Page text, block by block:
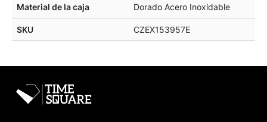
Material de la caja Dorado Acero Inoxidable
SKU CZEX153957E